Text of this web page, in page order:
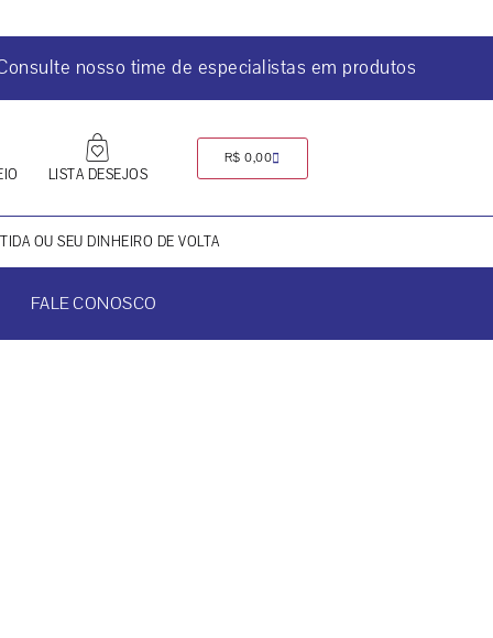
nosso time de especialistas em produtos
LISTA DESEJOS
R$ 0,00
OU SEU DINHEIRO DE VOLTA
FALE CONOSCO